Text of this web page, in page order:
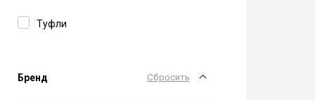
Туфли
Бренд Сбросить